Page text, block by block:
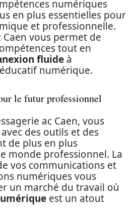
numériques
en plus essentielles pour
et professionnelle.
Caen vous permet de
tout en
fluide à
numérique.
le futur professionnel
ac Caen, vous
des outils et des
de plus en plus
monde professionnel. La
vos communications et
numériques vous
un marché du travail où
est un atout